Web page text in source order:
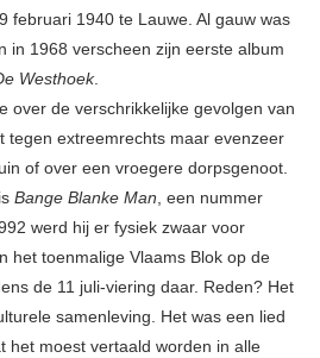
februari 1940 te Lauwe. Al gauw was
in 1968 verscheen zijn eerste album
Westhoek.
over de verschrikkelijke gevolgen van
tegen extreemrechts maar evenzeer
of over een vroegere dorpsgenoot.
Bange Blanke Man, een nummer
werd hij er fysiek zwaar voor
het toenmalige Vlaams Blok op de
de 11 juli-viering daar. Reden? Het
samenleving. Het was een lied
het moest vertaald worden in alle